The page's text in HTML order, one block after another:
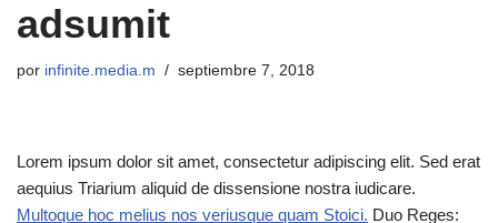
adsumit
por infinite.media.m septiembre 7, 2018
Lorem ipsum dolor sit amet, consectetur adipiscing elit. Sed erat
aequius Triarium aliquid de dissensione nostra iudicare.
Multoque hoc melius nos veriusque quam Stoici. Duo Reges: